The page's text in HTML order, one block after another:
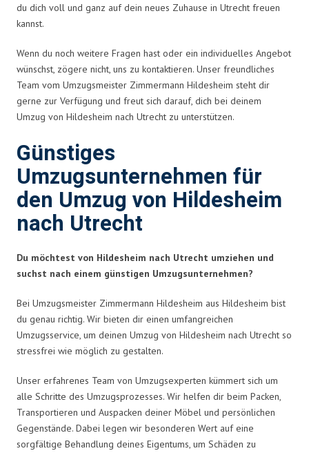
du dich voll und ganz auf dein neues Zuhause in Utrecht freuen
kannst.
Wenn du noch weitere Fragen hast oder ein individuelles Angebot
wünschst, zögere nicht, uns zu kontaktieren. Unser freundliches
Team vom Umzugsmeister Zimmermann Hildesheim steht dir
gerne zur Verfügung und freut sich darauf, dich bei deinem
Umzug von Hildesheim nach Utrecht zu unterstützen.
Günstiges
Umzugsunternehmen für
den Umzug von Hildesheim
nach Utrecht
Du möchtest von Hildesheim nach Utrecht umziehen und
suchst nach einem günstigen Umzugsunternehmen?
Bei Umzugsmeister Zimmermann Hildesheim aus Hildesheim bist
du genau richtig. Wir bieten dir einen umfangreichen
Umzugsservice, um deinen Umzug von Hildesheim nach Utrecht so
stressfrei wie möglich zu gestalten.
Unser erfahrenes Team von Umzugsexperten kümmert sich um
alle Schritte des Umzugsprozesses. Wir helfen dir beim Packen,
Transportieren und Auspacken deiner Möbel und persönlichen
Gegenstände. Dabei legen wir besonderen Wert auf eine
sorgfältige Behandlung deines Eigentums, um Schäden zu